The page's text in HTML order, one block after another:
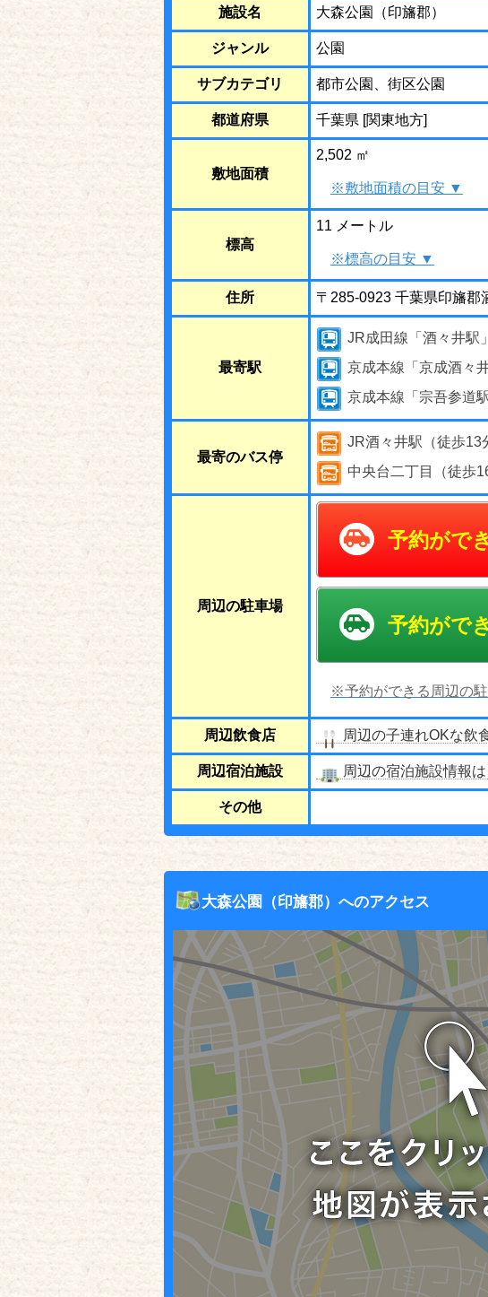
施設名 大森公園（印旛郡）
ジャンル 公園
サブカテゴリ 都市公園、街区公園
都道府県 千葉県 [関東地方]
敷地面積
2,502 ㎡
※敷地面積の目安 ▼
標高
11 メートル
※標高の目安 ▼
住所 〒285-0923 千葉県印旛郡
最寄駅
JR成田線「酒々井駅
京成本線「京成酒々
京成本線「宗吾参道
最寄のバス停
JR酒々井駅（徒歩13
中央台二丁目（徒歩
周辺の駐車場
予約がで
予約がで
※予約ができる周辺の
周辺飲食店 周辺の子連れOKな飲
周辺宿泊施設 周辺の宿泊施設情報
その他
大森公園（印旛郡）へのアクセス